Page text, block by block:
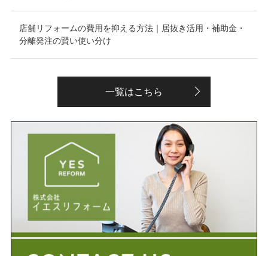
店舗リフォームの費用を抑える方法｜居抜き活用・補助金・
分離発注の賢い使い分け
一覧はこちら